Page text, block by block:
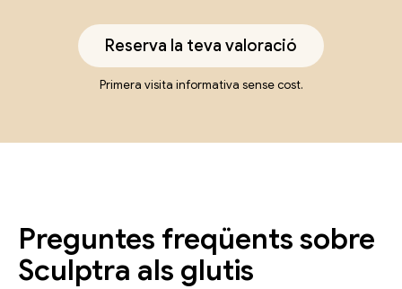
Reserva la teva valoració
Primera visita informativa sense cost.
Preguntes freqüents sobre
Sculptra als glutis